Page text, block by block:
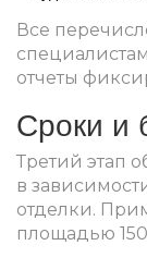
Все
отчеты
Сроки и
Третий этап
в
отделки.
площадью